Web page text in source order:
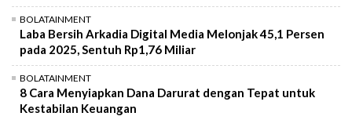
BOLATAINMENT
Laba Bersih Arkadia Digital Media Melonjak 45,1 Persen
pada 2025, Sentuh Rp1,76 Miliar
BOLATAINMENT
8 Cara Menyiapkan Dana Darurat dengan Tepat untuk
Kestabilan Keuangan